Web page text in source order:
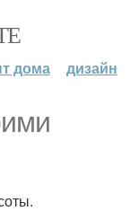
дома дизайн